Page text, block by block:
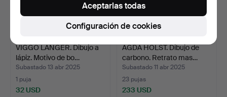
VIGGO LANGER. Dibujo a
lápiz. Motivo de bo…
Subastado 13 abr 2025
1 puja
32 USD
AGDA HOLST. Dibujo de
carbono. Retrato mas…
Subastado 11 abr 2025
23 pujas
233 USD
Configuración de cookies
Aceptarlas todas